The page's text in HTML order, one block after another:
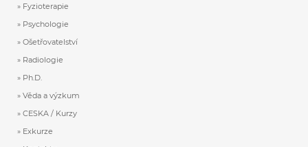
Fyzioterapie
Psychologie
Ošetřovatelství
Radiologie
Ph.D.
Věda a výzkum
CESKA / Kurzy
Exkurze